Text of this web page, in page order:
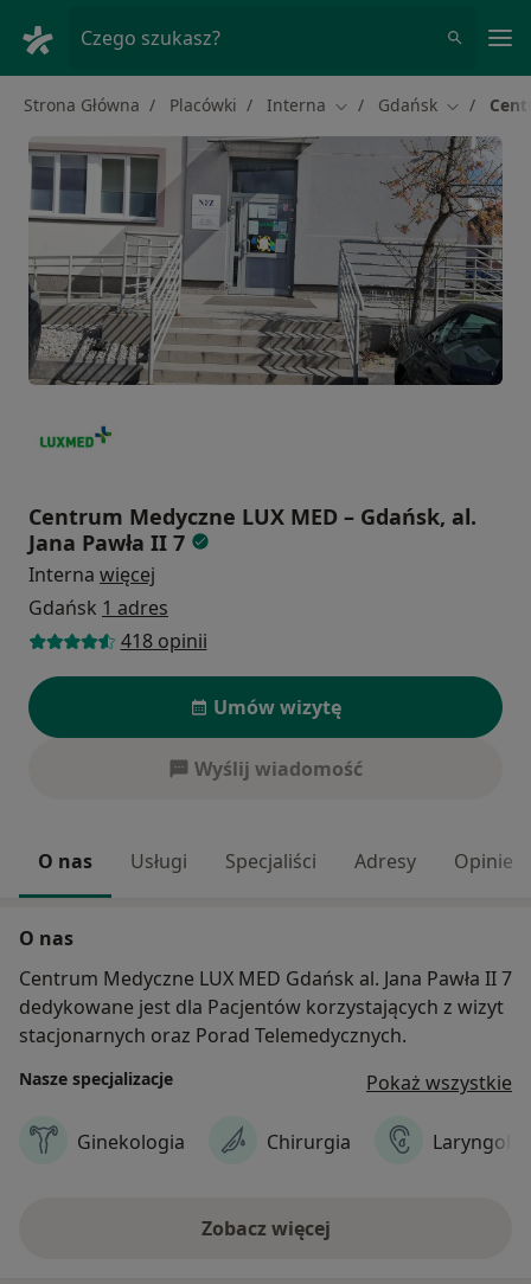
Czego szukasz?
Strona Główna Placówki Interna Zmień miasto
Gdańsk Zmień
Centrum Medyczne LUX MED – Gdańsk, al.
Jana Pawła II 7
Interna więcej
Gdańsk 1 adres
418 opinii
Umów wizytę
Wyślij wiadomość
O nas Usługi Specjaliści Adresy Opinie
O nas
Centrum Medyczne LUX MED Gdańsk al. Jana Pawła II 7
dedykowane jest dla Pacjentów korzystających z wizyt
stacjonarnych oraz Porad Telemedycznych.
Nasze specjalizacje Pokaż wszystkie
Ginekologia Chirurgia
Zobacz więcej